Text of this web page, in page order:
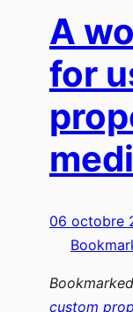
A
for
06 octobre
custom